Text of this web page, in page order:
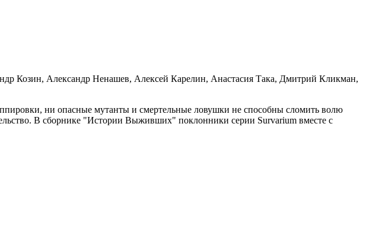
Козин, Александр Ненашев, Алексей Карелин, Анастасия Така, Дмитрий Кликман,
ни опасные мутанты и смертельные ловушки не способны сломить волю
В сборнике "Истории Выживших" поклонники серии Survarium вместе с